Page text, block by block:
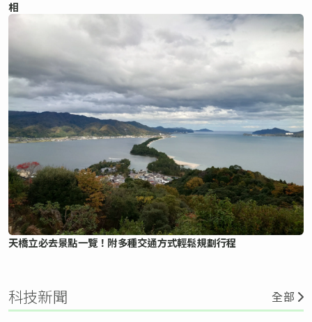
相
天橋立必去景點一覽！附多種交通方式輕鬆規劃行程
科技新聞 全部